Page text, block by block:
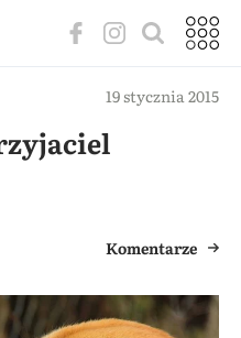
19 stycznia 2015
Komentarze